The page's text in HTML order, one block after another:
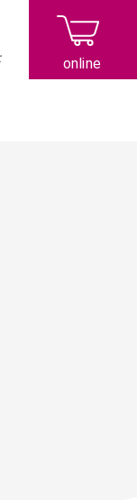
お知らせ